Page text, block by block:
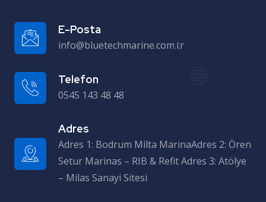
E-Posta
info@bluetechmarine.com.tr
Telefon
0545 143 48 48
Adres
Adres 1: Bodrum Milta MarinaAdres 2: Ören Setur Marinas – RIB & Refit Adres 3: Atölye – Milas Sanayi Sitesi